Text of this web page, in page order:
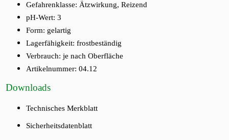
Gefahrenklasse: Ätzwirkung, Reizend
pH-Wert: 3
Form: gelartig
Lagerfähigkeit: frostbeständig
Verbrauch: je nach Oberfläche
Artikelnummer: 04.12
Downloads
Technisches Merkblatt
Sicherheitsdatenblatt